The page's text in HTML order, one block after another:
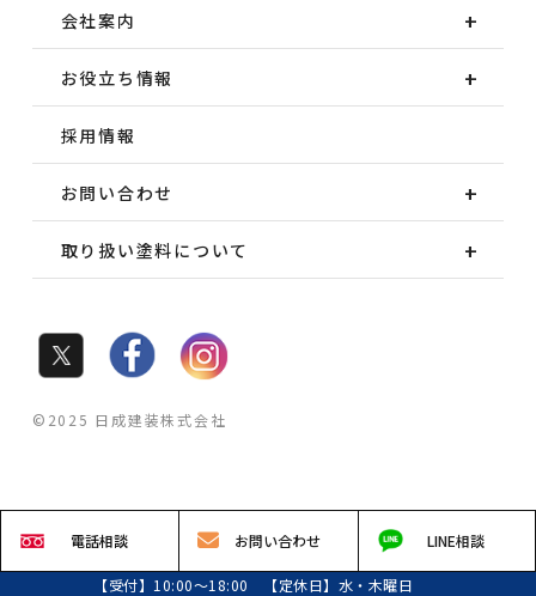
電話相談 お問い合わせ LINE相談
【受付】10:00～18:00 【定休日】水・木曜日
会社案内
お役立ち情報
採用情報
お問い合わせ
取り扱い塗料について
©2025 日成建装株式会社